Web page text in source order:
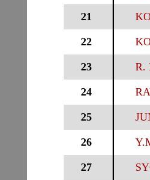
21
22
23 R.
24
25
26
27